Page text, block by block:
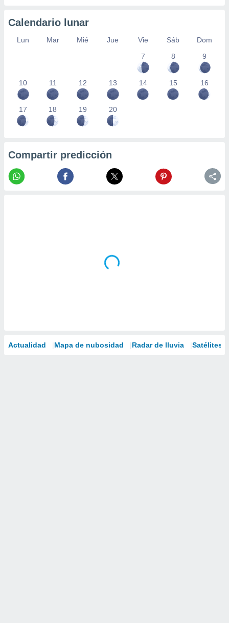
Calendario lunar
Lun Mar Mié Jue Vie Sáb
Dom
7
8 9
10 11 12 13 14 15 16
17 18 19 20
Compartir predicción
Actualidad Mapa de nubosidad Radar de lluvia Satélites